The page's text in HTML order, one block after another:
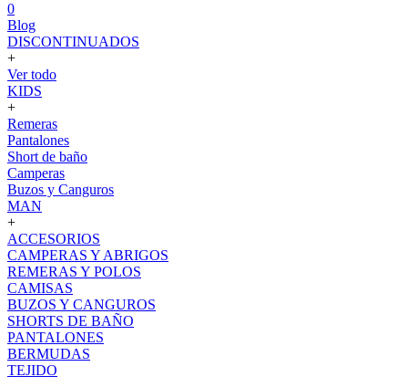
0
Blog
DISCONTINUADOS
+
Ver todo
KIDS
+
Remeras
Pantalones
Short de baño
Camperas
Buzos y Canguros
MAN
+
ACCESORIOS
CAMPERAS Y ABRIGOS
REMERAS Y POLOS
CAMISAS
BUZOS Y CANGUROS
SHORTS DE BAÑO
PANTALONES
BERMUDAS
TEJIDO